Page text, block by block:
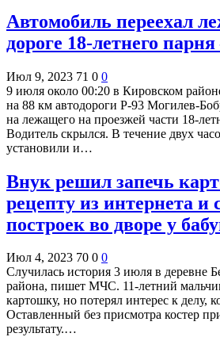
Автомобиль переехал
дороге 18-летнего
Июл 9, 2023 71 0 0
9 июля около 00:20 в Кировском
на 88 км автодороги Р-93 Могилев-
на лежащего на проезжей части 18-
Водитель скрылся. В течение двух
установили и…
Внук решил запечь
рецепту из интернета и
построек во дворе у
Июл 4, 2023 70 0 0
Случилась история 3 июля в деревне
района, пишет МЧС. 11-летний
картошку, но потерял интерес к делу,
Оставленный без присмотра костер
результату.…